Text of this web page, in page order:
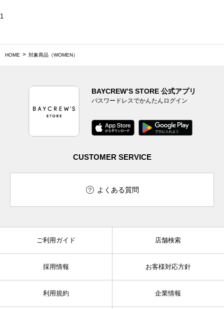
1
HOME 対象商品（WOMEN）
BAYCREW’S STORE 公式アプリ
パスワードレスでかんたんログイン
CUSTOMER SERVICE
よくある質問
ご利用ガイド 店舗検索
採用情報 お客様対応方針
利用規約 企業情報